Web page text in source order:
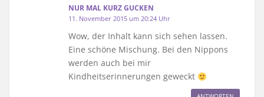
NUR MAL KURZ GUCKEN
11. November 2015 um 20:24 Uhr
Wow, der Inhalt kann sich sehen lassen.
Eine schöne Mischung. Bei den Nippons
werden auch bei mir
Kindheitserinnerungen geweckt